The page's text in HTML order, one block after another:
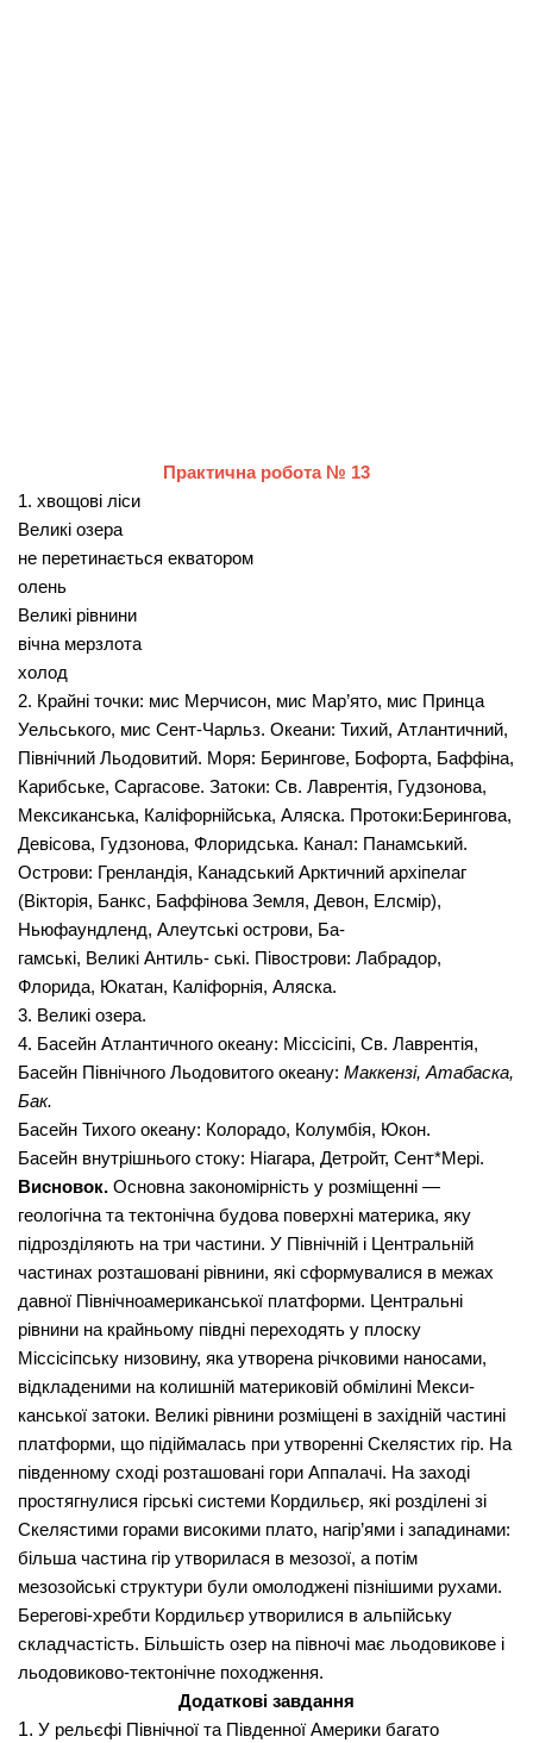
Практична робота № 13
1. хвощові ліси
Великі озера
не перетинається екватором
олень
Великі рівнини
вічна мерзлота
холод
2. Крайні точки: мис Мерчисон, мис Мар’ято, мис Принца
Уель­ського, мис Сент-Чарльз. Океани: Тихий, Атлантичний,
Північ­ний Льодовитий. Моря: Берингове, Бофорта, Баффіна,
Карибське, Саргасове. Затоки: Св. Лаврентія, Гудзонова,
Мексиканська, Каліфорнійська, Аляска. Протоки:Берингова,
Девісова, Гудзо­нова, Флоридська. Канал: Панамський.
Острови: Гренландія, Канадський Арктичний архіпелаг
(Вікторія, Банкс, Баффінова Земля, Девон, Елсмір),
Ньюфаундленд, Алеутські острови, Ба-
гамські, Великі Антиль- ські. Півострови: Лабра­дор,
Флорида, Юкатан, Каліфорнія, Аляска.
3. Великі озера.
4. Басейн Атлантичного океану: Міссісіпі, Св. Лаврентія,
Басейн Північного Льодовитого океану: Маккензі, Атабаска,
Бак.
Басейн Тихого океану: Колорадо, Колумбія, Юкон.
Басейн внутрішнього стоку: Ніагара, Детройт, Сент*Мері.
Висновок. Основна закономірність у розміщенні —
геологічна та тектонічна будова поверхні материка, яку
підрозділяють на три частини. У Північній і Центральній
частинах розташовані рів­нини, які сформувалися в межах
давної Північноамериканської платформи. Центральні
рівнини на крайньому півдні переходять у плоску
Міссісіпську низовину, яка утворена річковими нано­сами,
відкладеними на колишній материковій обмілині Мекси­
канської затоки. Великі рівнини розміщені в західній частині
платформи, що підіймалась при утворенні Скелястих гір. На
південному сході розташовані гори Аппалачі. На заході
простяг­нулися гірські системи Кордильєр, які розділені зі
Скелястими горами високими плато, нагір’ями і западинами:
більша частина гір утворилася в мезозої, а потім
мезозойські структури були омолоджені пізнішими рухами.
Берегові-хребти Кордильєр утво­рилися в альпійську
складчастість. Більшість озер на півночі має льодовикове і
льодовиково-тектонічне походження.
Додаткові завдання
1. У рельєфі Північної та Південної Америки багато